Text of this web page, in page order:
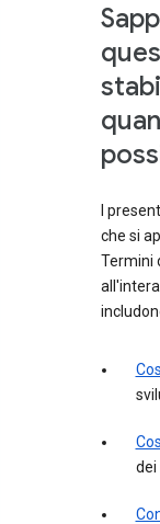
I
che si
Termini
dei